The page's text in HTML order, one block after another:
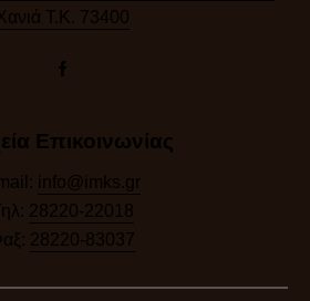
Τ.Κ. 73400
Επικοινωνίας
info@imks.gr
28220-22018
28220-83037